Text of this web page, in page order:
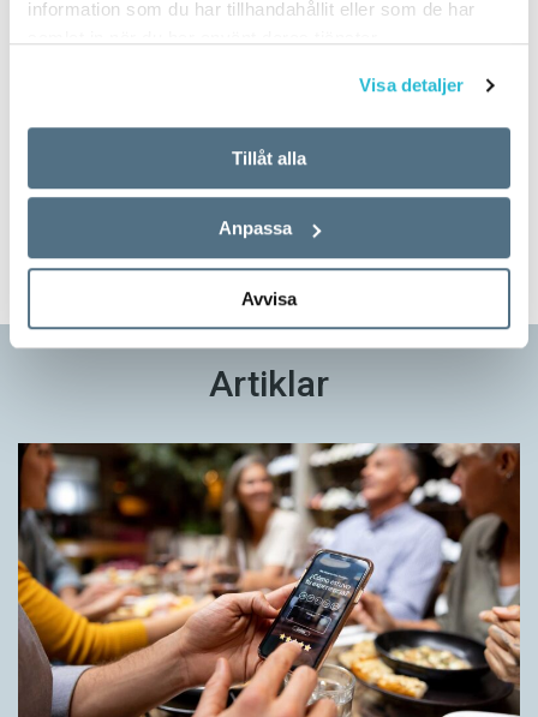
information som du har tillhandahållit eller som de har
Visa detaljer
Tillåt alla
Anpassa
Avvisa
Tidningen i brevlådan plus tillgång till webben och digital
TVÅ NUMMER FÖR 129 KR!
Artiklar